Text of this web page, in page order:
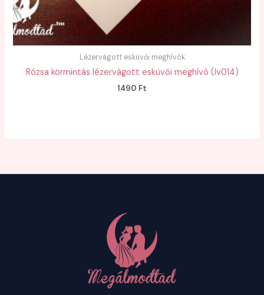
Lézervágott esküvői meghívók
Rózsa körmintás lézervágott esküvői meghívó (lv014)
1490 Ft